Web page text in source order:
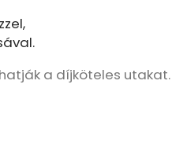
a díjköteles utakat.